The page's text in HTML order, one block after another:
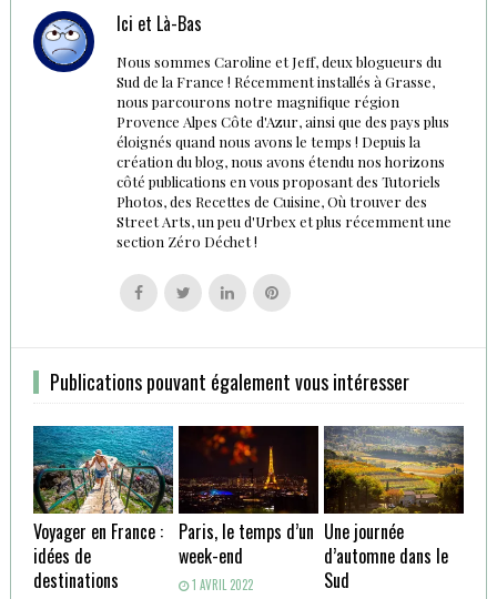
Ici et Là-Bas
Nous sommes Caroline et Jeff, deux blogueurs du
Sud de la France ! Récemment installés à Grasse,
nous parcourons notre magnifique région
Provence Alpes Côte d'Azur, ainsi que des pays plus
éloignés quand nous avons le temps ! Depuis la
création du blog, nous avons étendu nos horizons
côté publications en vous proposant des Tutoriels
Photos, des Recettes de Cuisine, Où trouver des
Street Arts, un peu d'Urbex et plus récemment une
section Zéro Déchet !
Follow
us
Follow
us
Follow
us
Follow
us
Publications pouvant également vous intéresser
Voyager en France :
idées de
destinations
Paris, le temps d’un
week-end
1 AVRIL 2022
Une journée
d’automne dans le
Sud